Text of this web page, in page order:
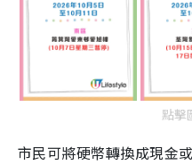
點擊
市民可將硬幣轉換成現金